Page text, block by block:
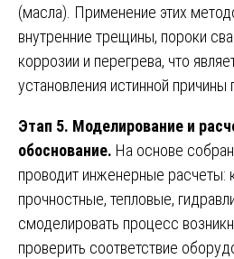
(масла). Применение этих
внутренние трещины, пороки
коррозии и перегрева, что
установления истинной причины
Этап 5. Моделирование и
обоснование. На основе
проводит инженерные расчеты:
прочностные, тепловые,
смоделировать процесс
проверить соответствие